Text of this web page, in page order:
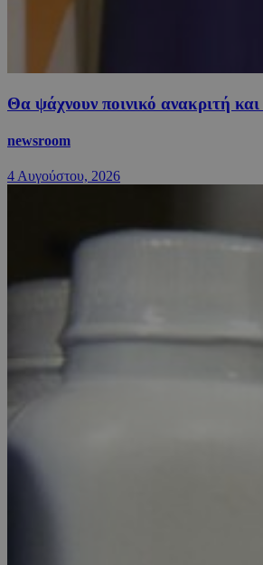
Θα ψάχνουν ποινικό ανακριτή
newsroom
4 Αυγούστου, 2026